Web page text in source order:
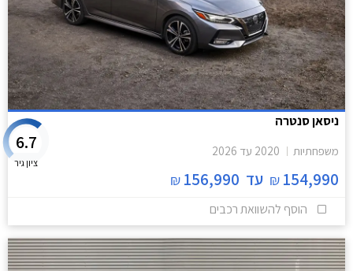
ניסאן סנטרה
משפחתיות 2020 עד 2026
154,990
₪ עד 156,990
₪
6.7
ציון גיר
הוסף להשוואת רכבים